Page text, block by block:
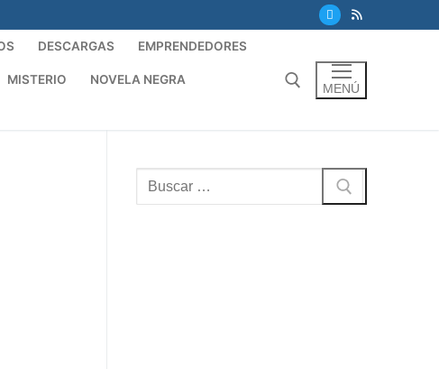
DESCARGAS EMPRENDEDORES
MISTERIO NOVELA NEGRA
MENÚ
Buscar: